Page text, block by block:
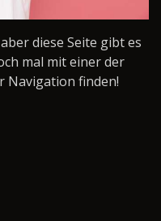
diese Seite gibt es
mal mit einer der
Navigation finden!